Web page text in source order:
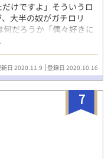
けですよ」そういうロ
大半の奴がガチロリ
だろうか「偶々好きに
う言放った。 こいつは
てる俺もガチホモにな
た少女は、ファザコン
日 2020.11.9 登録日 2020.10.16
7